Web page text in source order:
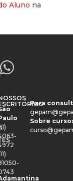
Aluno na
Para
Sobre